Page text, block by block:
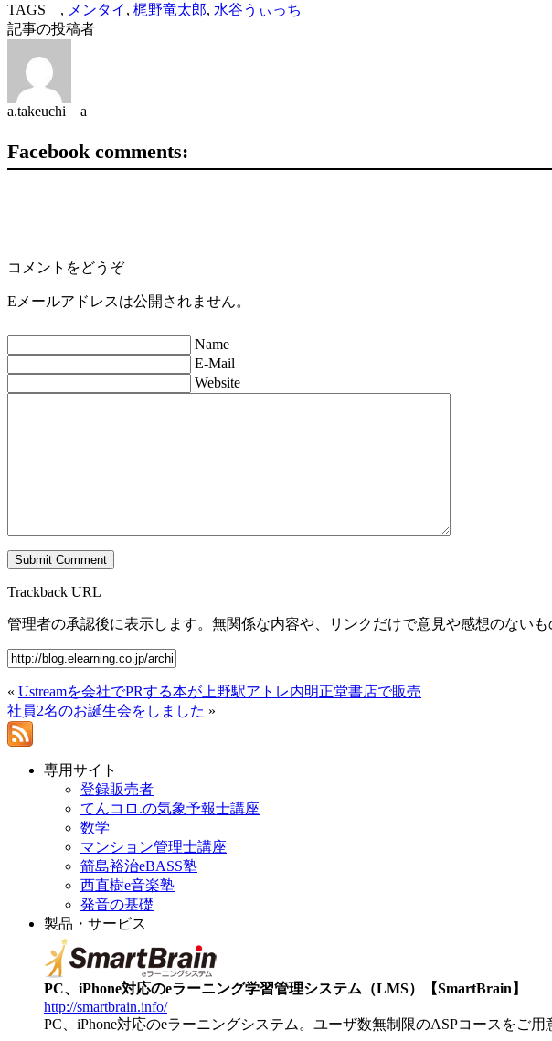
TAGS , メンタイ , 梶野竜太郎, 水谷うぃっち
記事の投稿者
a.takeuchi a
Facebook comments:
コメントをどうぞ
Eメールアドレスは公開されません。
Name
E-Mail
Website
Trackback URL
管理者の承認後に表示します。無関係な内容や、リンクだけで意見や感想のないも
« Ustreamを会社でPRする本が上野駅アトレ内明正堂書店で販売
社員2名のお誕生会をしました »
専用サイト
登録販売者
てんコロ.の気象予報士講座
数学
マンション管理士講座
箭島裕治eBASS塾
西直樹e音楽塾
発音の基礎
製品・サービス
PC、iPhone対応のeラーニング学習管理システム（LMS）【SmartBrain】
http://smartbrain.info/
PC、iPhone対応のeラーニングシステム。ユーザ数無制限のASPコースをご用